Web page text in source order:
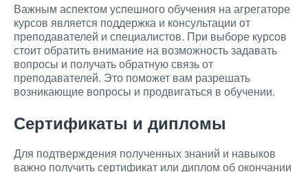
Важным аспектом успешного обучения на агрегаторе
курсов является поддержка и консультации от
преподавателей и специалистов. При выборе курсов
стоит обратить внимание на возможность задавать
вопросы и получать обратную связь от
преподавателей. Это поможет вам разрешать
возникающие вопросы и продвигаться в обучении.
Сертификаты и дипломы
Для подтверждения полученных знаний и навыков
важно получить сертификат или диплом об окончании